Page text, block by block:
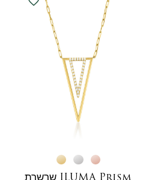
collection